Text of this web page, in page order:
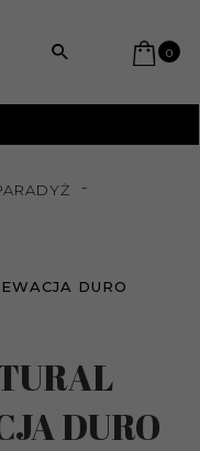
0
DURO
DURO